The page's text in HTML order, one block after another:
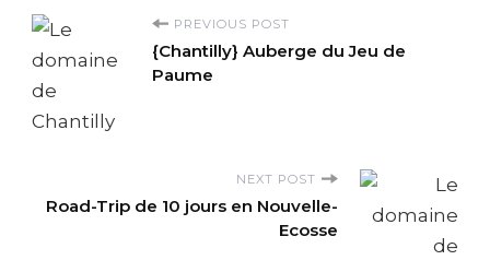
P
o
s
PREVIOUS POST
{Chantilly} Auberge du Jeu de
Paume
NEXT POST
Road-Trip de 10 jours en Nouvelle-
Ecosse